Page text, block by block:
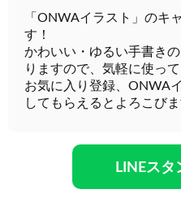
「ONWAイラスト」のキ
す！
かわいい・ゆるい手書き
りますので、気軽に使って
お気に入り登録、ONWA
してもらえるとよろこびま
LINEスタ